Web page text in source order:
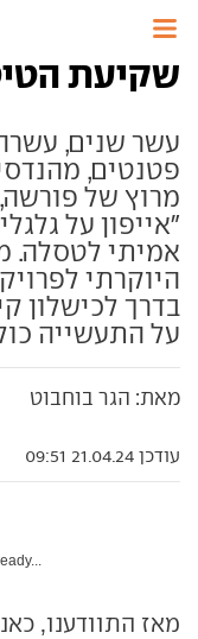
שקיעת
עשר שנים,
פטנטים,
מרוץ של
"אייפון על
אמיתי לטסלה.
היוקרתי
בדרך לכישלון
על התעשייה
מאת: הגר בוחבוט
עודכן 21.04.24 09:51
מאז התוודענו,